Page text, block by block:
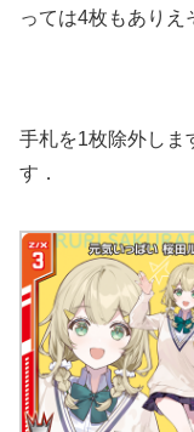
っては4枚もありえ
手札を1枚除外しま
す．